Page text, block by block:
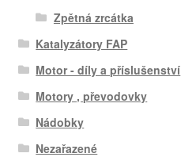
Zpětná zrcátka
Katalyzátory FAP
Motor - díly a příslušenství
Motory , převodovky
Nádobky
Nezařazené